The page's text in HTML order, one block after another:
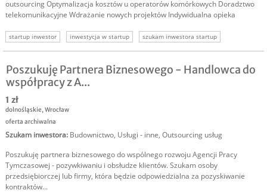
outsourcing Optymalizacja kosztów u operatorów komórkowych Doradztwo
telekomunikacyjne Wdrażanie nowych projektów Indywidualna opieka
startup inwestor inwestycja w startup
szukam inwestora startup
inwestorzy
inwestor telekomunikacja szukam inwestora
Poszukuję Partnera Biznesowego - Handlowca do
współpracy z A...
1 zł
dolnośląskie,Wrocław
oferta archiwalna
Szukam inwestora: Budownictwo, Usługi - inne, Outsourcing usług
Poszukuję partnera biznesowego do wspólnego rozwoju Agencji Pracy
Tymczasowej - pozywkiwaniu i obsłudze klientów. Szukam osoby
przedsiębiorczej lub firmy, która będzie odpowiedzialna za pozyskiwanie
kontraktów...